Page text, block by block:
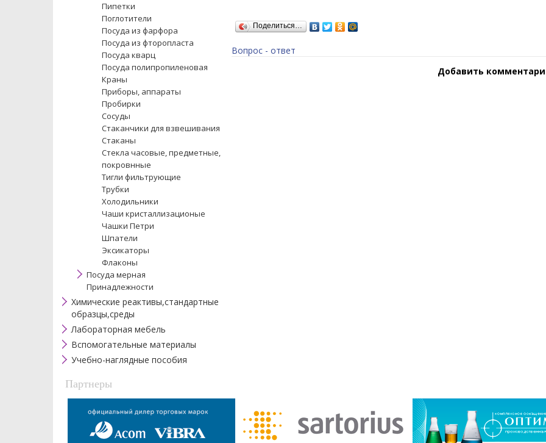
Пипетки
Поглотители
Посуда из фарфора
Посуда из фторопласта
Посуда кварц
Посуда полипропиленовая
Краны
Приборы, аппараты
Пробирки
Сосуды
Стаканчики для взвешивания
Стаканы
Стекла часовые, предметные,
покровнные
Тигли фильтрующие
Трубки
Холодильники
Чаши кристаллизационые
Чашки Петри
Шпатели
Эксикаторы
Флаконы
Посуда мерная
Принадлежности
Химические реактивы,стандартные
образцы,среды
Лабораторная мебель
Вспомогательные материалы
Учебно-наглядные пособия
Поделиться…
Вопрос - ответ
Добавить
Партнеры